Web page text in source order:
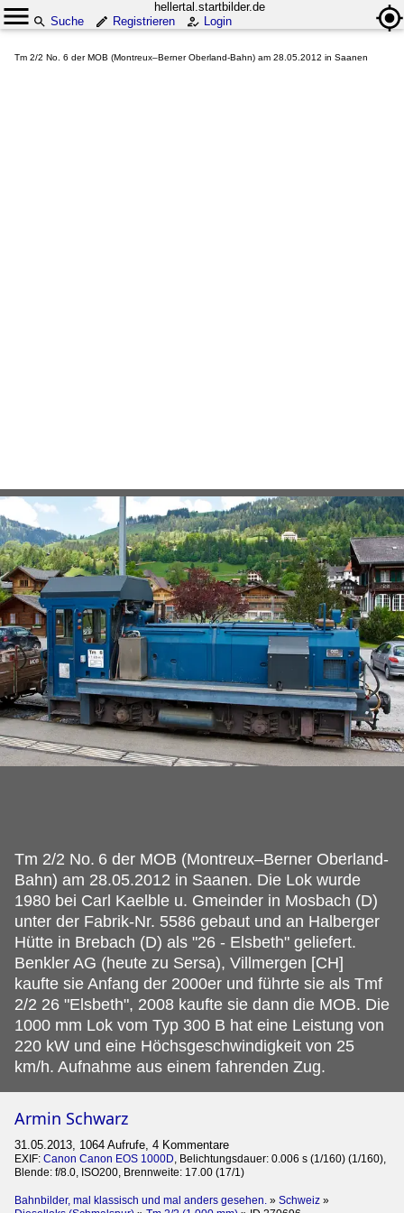
hellertal.startbilder.de
Suche
Registrieren Login
Tm 2/2 No. 6 der MOB (Montreux–Berner Oberland-Bahn) am 28.05.2012 in Saanen
Tm 2/2 No. 6 der MOB (Montreux–Berner Oberland-
Bahn) am 28.05.2012 in Saanen. Die Lok wurde
1980 bei Carl Kaelble u. Gmeinder in Mosbach (D)
unter der Fabrik-Nr. 5586 gebaut und an Halberger
Hütte in Brebach (D) als "26 - Elsbeth" geliefert.
Benkler AG (heute zu Sersa), Villmergen [CH]
kaufte sie Anfang der 2000er und führte sie als Tmf
2/2 26 "Elsbeth", 2008 kaufte sie dann die MOB. Die
1000 mm Lok vom Typ 300 B hat eine Leistung von
220 kW und eine Höchsgeschwindigkeit von 25
km/h. Aufnahme aus einem fahrenden Zug.
Armin Schwarz
31.05.2013, 1064 Aufrufe, 4 Kommentare
EXIF: Canon Canon EOS 1000D, Belichtungsdauer: 0.006 s (1/160) (1/160),
Blende: f/8.0, ISO200, Brennweite: 17.00 (17/1)
Bahnbilder, mal klassisch und mal anders gesehen. » Schweiz »